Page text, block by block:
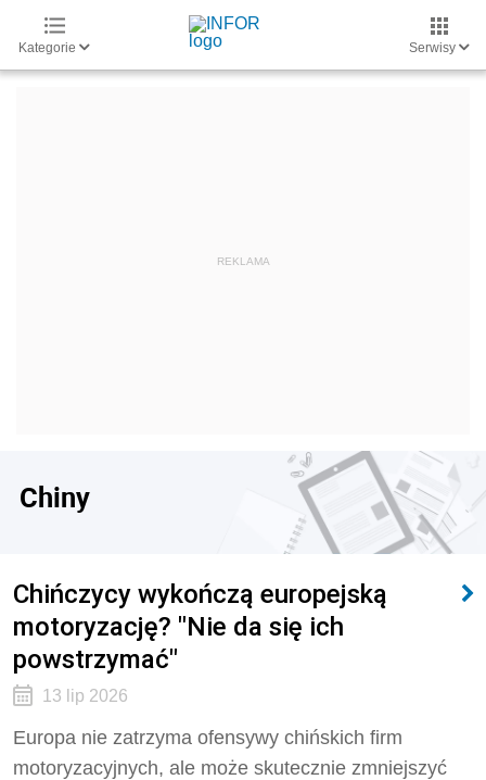
Kategorie Serwisy
Chiny
Chińczycy wykończą europejską
motoryzację? "Nie da się ich
powstrzymać"
13 lip 2026
Europa nie zatrzyma ofensywy chińskich firm
motoryzacyjnych, ale może skutecznie zmniejszyć